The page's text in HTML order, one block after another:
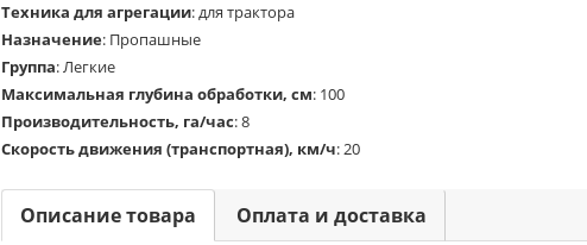
Техника для агрегации:для трактора
Назначение: Пропашные
Группа:Легкие
Максимальная глубина обработки, см: 100
Производительность, га/час:8
Скорость движения (транспортная), км/ч:20
Описание товара Оплата и доставка